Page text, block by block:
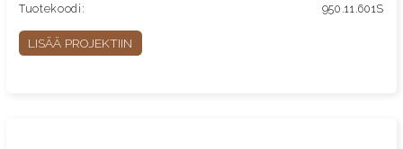
Tuotekoodi:
950.11.601S
LISÄÄ PROJEKTIIN